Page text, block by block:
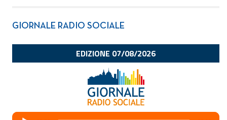
GIORNALE RADIO SOCIALE